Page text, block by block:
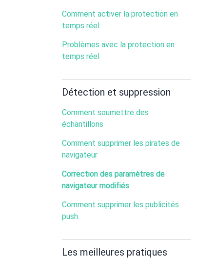
Comment activer la protection en
temps réel
Problèmes avec la protection en
temps réel
Détection et suppression
Comment soumettre des
échantillons
Comment supprimer les pirates de
navigateur
Correction des paramètres de
navigateur modifiés
Comment supprimer les publicités
push
Les meilleures pratiques